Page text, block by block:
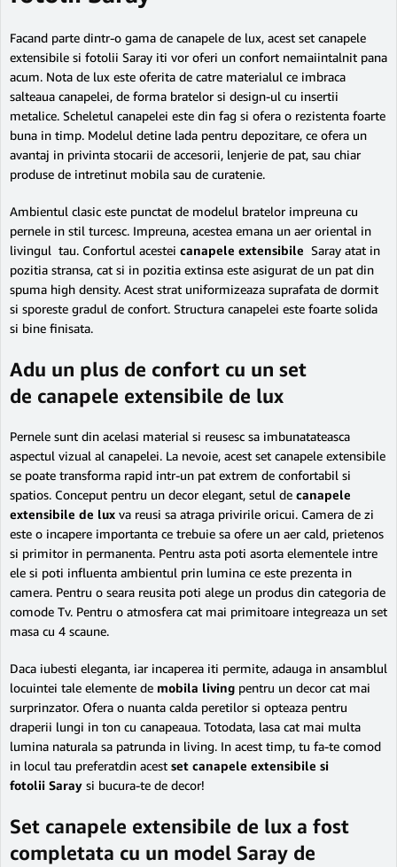
Facand parte dintr-o gama de canapele de lux, acest set canapele
extensibile si fotolii Saray iti vor oferi un confort nemaiintalnit pana
acum. Nota de lux este oferita de catre materialul ce imbraca
salteaua canapelei, de forma bratelor si design-ul cu insertii
metalice. Scheletul canapelei este din fag si ofera o rezistenta foarte
buna in timp. Modelul detine lada pentru depozitare, ce ofera un
avantaj in privinta stocarii de accesorii, lenjerie de pat, sau chiar
produse de intretinut mobila sau de curatenie.
Ambientul clasic este punctat de modelul bratelor impreuna cu
pernele in stil turcesc. Impreuna, acestea emana un aer oriental in
livingul tau. Confortul acestei canapele extensibile Saray atat in
pozitia stransa, cat si in pozitia extinsa este asigurat de un pat din
spuma high density. Acest strat uniformizeaza suprafata de dormit
si sporeste gradul de confort. Structura canapelei este foarte solida
si bine finisata.
Adu un plus de confort cu un set
de canapele extensibile de lux
Pernele sunt din acelasi material si reusesc sa imbunatateasca
aspectul vizual al canapelei. La nevoie, acest set canapele extensibile
se poate transforma rapid intr-un pat extrem de confortabil si
spatios. Conceput pentru un decor elegant, setul de canapele
extensibile de lux va reusi sa atraga privirile oricui. Camera de zi
este o incapere importanta ce trebuie sa ofere un aer cald, prietenos
si primitor in permanenta. Pentru asta poti asorta elementele intre
ele si poti influenta ambientul prin lumina ce este prezenta in
camera. Pentru o seara reusita poti alege un produs din categoria de
comode Tv. Pentru o atmosfera cat mai primitoare integreaza un set
masa cu 4 scaune.
Daca iubesti eleganta, iar incaperea iti permite, adauga in ansamblul
locuintei tale elemente de mobila living pentru un decor cat mai
surprinzator. Ofera o nuanta calda peretilor si opteaza pentru
draperii lungi in ton cu canapeaua. Totodata, lasa cat mai multa
lumina naturala sa patrunda in living. In acest timp, tu fa-te comod
in locul tau preferatdin acest set canapele extensibile si
fotolii Saray si bucura-te de decor!
Set canapele extensibile de lux a fost
completata cu un model Saray de